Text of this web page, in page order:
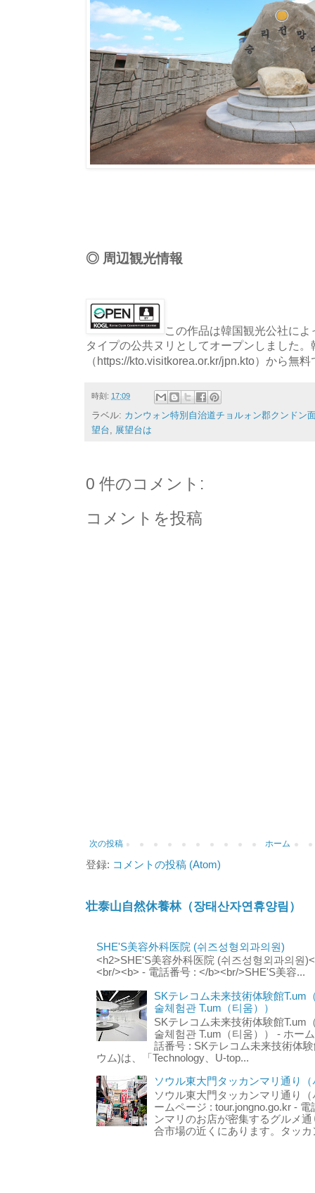
◎ 周辺観光情報
この作品は韓国観光公社に
タイプの公共ヌリとしてオープンしました。
（https://kto.visitkorea.or.kr/jpn.kto）から無
時刻: 17:09
ラベル: カンウォン特別自治道チョルォン郡クンドン
望台
展望台は
0 件のコメント:
コメントを投稿
次の投稿 ホーム
登録: コメントの投稿 (Atom)
壮泰山自然休養林（장태산자연휴양림）
SHE'S美容外科医院 (쉬즈성형외과의원)
<h2>SHE'S美容外科医院 (쉬즈성형외과의원
<br/><b> - 電話番号 : </b><br/>SHE'S美容...
SKテレコム未来技術体験館T.um
술체험관 T.um（티움））
SKテレコム未来技術体験館T.um
술체험관 T.um（티움）） - ホー
話番号 : SKテレコム未来技術体
ウム)は、「Technology、U-top...
ソウル東大門タッカンマリ通り
ソウル東大門タッカンマリ通り
ームページ : tour.jongno.go.kr -
ンマリのお店が密集するグルメ
合市場の近くにあります。タッ